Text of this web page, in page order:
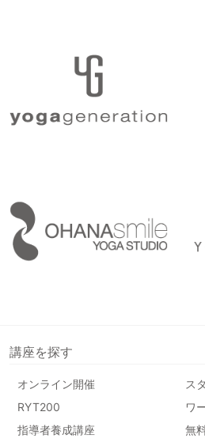
講座を探す
オンライン開催
ス
RYT200
ワ
指導者養成講座
無